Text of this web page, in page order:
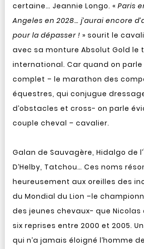
certaine… Jeannie Longo. « Paris
Angeles en 2028… j’aurai encore
pour la dépasser ! » sourit le
avec sa monture Absolut Gold le
international. Car quand on
complet – le marathon des
équestres, qui conjugue
d’obstacles et cross- on parle
couple cheval – cavalier.
Galan de Sauvagère, Hidalgo de
D’Helby, Tatchou… Ces noms
heureusement aux oreilles des
du Mondial du Lion –le
des jeunes chevaux- que Nicolas
six reprises entre 2000 et 2005.
qui n’a jamais éloigné l’homme